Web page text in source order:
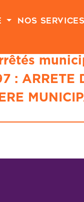
Nos Services
: ARRETE